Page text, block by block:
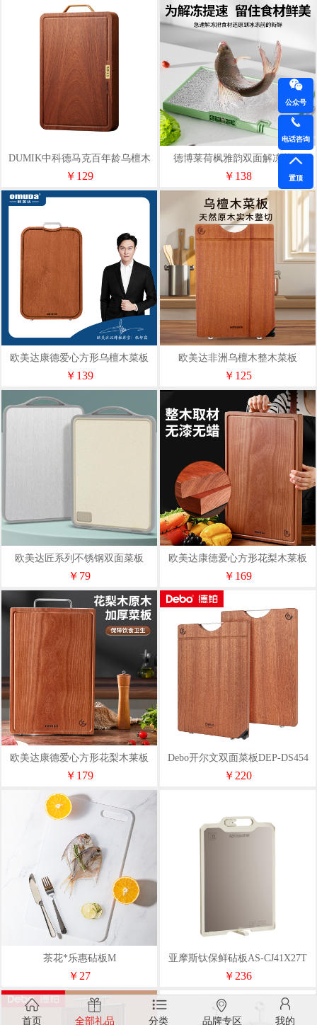
DUMIK中科德马克百年龄乌檀木
整木菜板
￥129
德博莱荷枫雅韵双⾯解冻菜板
304+超导铝
￥138
欧美达康德爱心方形乌檀木菜板
19#OCB8119
￥139
欧美达非洲乌檀木整木菜板
1#JDCB01
￥125
欧美达匠系列不锈钢双面菜板
JCB04
￥79
欧美达康德爱心方形花梨木莱板
23#OCB23
￥169
欧美达康德爱心方形花梨木莱板
24#OCB24
￥179
Debo开尔文双面菜板DEP-DS454
￥220
茶花*乐惠砧板M
￥27
亚摩斯钛保鲜砧板AS-CJ41X27T
￥236
首页 全部礼品 分类 品牌专区 我的
公众号
电话咨询
置顶